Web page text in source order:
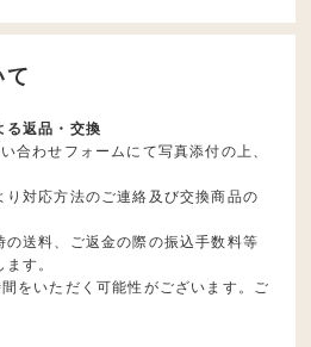
る返品・交換
合わせフォームにて写真添付の上、
対応方法のご連絡及び交換商品の
送料、ご返金の際の振込手数料等
す。
をいただく可能性がございます。ご